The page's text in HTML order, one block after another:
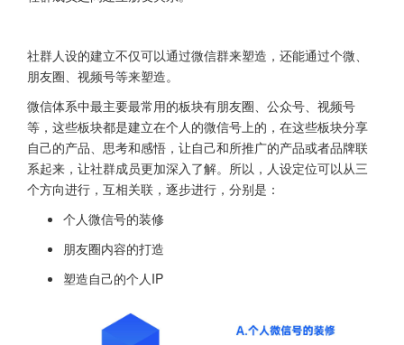
社群人设的建立不仅可以通过微信群来塑造，还能通过个微、
朋友圈、视频号等来塑造。
微信体系中最主要最常用的板块有朋友圈、公众号、视频号
等，这些板块都是建立在个人的微信号上的，在这些板块分享
自己的产品、思考和感悟，让自己和所推广的产品或者品牌联
系起来，让社群成员更加深入了解。所以，人设定位可以从三
个方向进行，互相关联，逐步进行，分别是：
个人微信号的装修
朋友圈内容的打造
塑造自己的个人IP